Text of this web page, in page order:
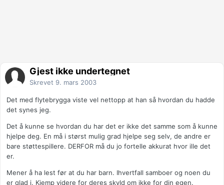
Gjest ikke undertegnet
Skrevet 9. mars 2003
Det med flytebrygga viste vel nettopp at han så hvordan du hadde
det synes jeg.
Det å kunne se hvordan du har det er ikke det samme som å kunne
hjelpe deg. En må i størst mulig grad hjelpe seg selv, de andre er
bare støttespillere. DERFOR må du jo fortelle akkurat hvor ille det
er.
Mener å ha lest før at du har barn. Ihvertfall samboer og noen du
er glad i. Kjemp videre for deres skyld om ikke for din egen.